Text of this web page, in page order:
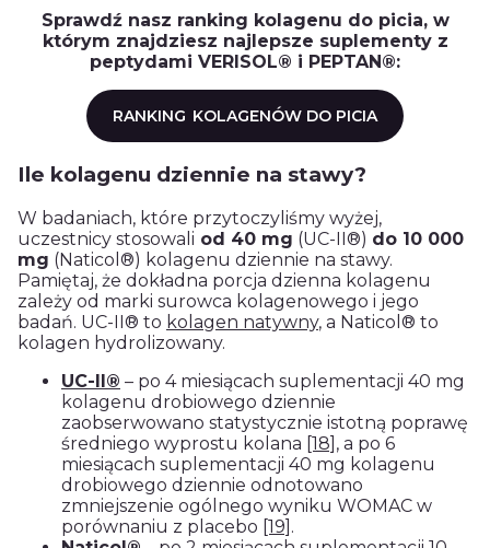
Sprawdź nasz ranking kolagenu do picia, w
którym znajdziesz najlepsze suplementy z
peptydami VERISOL® i PEPTAN®:
RANKING KOLAGENÓW DO PICIA
Ile kolagenu dziennie na stawy?
W badaniach, które przytoczyliśmy wyżej,
uczestnicy stosowali od 40 mg (UC-II®) do 10 000
mg (Naticol®) kolagenu dziennie na stawy.
Pamiętaj, że dokładna porcja dzienna kolagenu
zależy od marki surowca kolagenowego i jego
badań. UC-II® to kolagen natywny, a Naticol® to
kolagen hydrolizowany.
UC-II® – po 4 miesiącach suplementacji 40 mg
kolagenu drobiowego dziennie
zaobserwowano statystycznie istotną poprawę
średniego wyprostu kolana [18] , a po 6
miesiącach suplementacji 40 mg kolagenu
drobiowego dziennie odnotowano
zmniejszenie ogólnego wyniku WOMAC w
porównaniu z placebo [19] .